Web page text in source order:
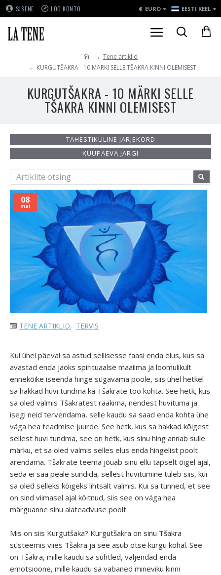
SISENE LOO KONTO € EURO EESTI KEEL
Tene artiklid
KURGUTŠAKRA - 10 MÄRKI SELLE TŠAKRA KINNI OLEMISEST
KURGUTŠAKRA - 10 MÄRKI SELLE
TŠAKRA KINNI OLEMISEST
TÄHESTIKULINE JÄRJEKORD
KUUPÄEVA JÄRGI
08
mai
TENE ARTIKLID, TERVIS
Kui ühel päeval sa astud sellisesse faasi enda elus, kus sa
avastad enda jaoks spirituaalse maailma ja loomulikult
ennekõike iseenda hinge sügavama poole, siis ühel hetkel
sa hakkad huvi tundma ka Tšakrate töö kohta. See hetk, kus
sa oled valmis Tšakratest rääkima, nendest huvituma ja
isegi neid tervendama, selle kaudu sa saad enda kohta ühe
väga hea teadmise juurde. See hetk, kus sa hakkad kõigest
sellest huvi tundma, see on hetk, kus sinu hing annab sulle
märku, et sa oled valmis selles elus enda hingelist poolt
arendama. Tšakrate teema jõuab sinu ellu täpselt õigel ajal,
seda ei saa peale sundida, sellest huvitumine tuleb siis, kui
sa oled selleks kõigeks lihtsalt valmis. Kui sa tunned, et see
on sind viimasel ajal köitnud, siis see on väga hea
märguanne sinu alateadvuse poolt.
Mis on siis Kurgutšaka? Kurgutšakra on sinu Tšakra
süsteemis viies Tšakra ja see asub otse kurgu kohal. See
on Tšakra, mille kaudu sa suhtled, väljendad enda
emotsioone, mille kaudu sa vabaned mineviku kinni